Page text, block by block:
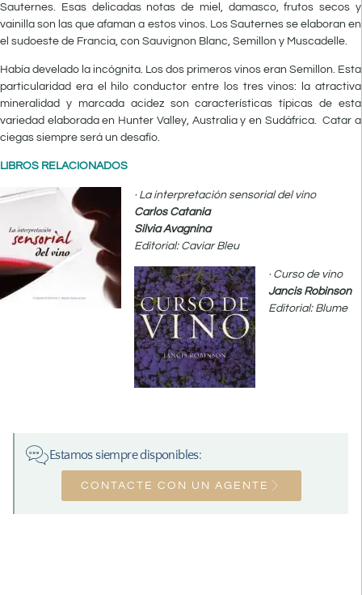
Sauternes. Esas delicadas notas de miel, damasco, frutos secos y
vainilla son las que afaman a estos vinos. Los Sauternes se elaboran en
el sudoeste de Francia, con Sauvignon Blanc, Semillon y Muscadelle.
Había develado la incógnita. Los dos primeros vinos eran Semillon. Esta
particularidad era el hilo conductor entre los tres vinos: la atractiva
mineralidad y marcada acidez son características típicas de esta
variedad elaborada en Hunter Valley, Australia y en Sudáfrica. Catar a
ciegas siempre será un desafío.
LIBROS RELACIONADOS
· La interpretación sensorial del vino
Carlos Catania
Silvia Avagnina
Editorial: Caviar Bleu
· Curso de vino
Jancis Robinson
Editorial: Blume
Estamos siempre disponibles:
CONTACTE CON UN AGENTE